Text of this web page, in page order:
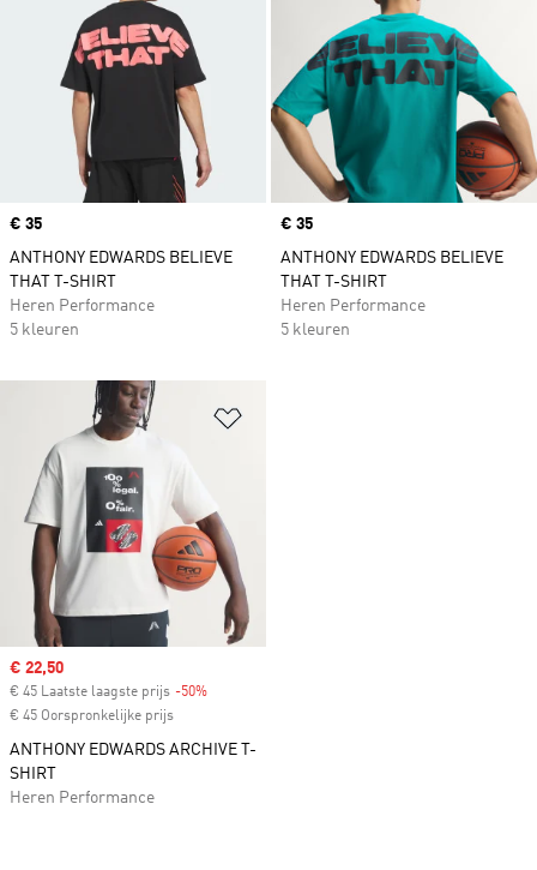
Price
€ 35
ANTHONY EDWARDS BELIEVE
THAT T-SHIRT
Heren Performance
5 kleuren
Price
€ 35
ANTHONY EDWARDS BELIEVE
THAT T-SHIRT
Heren Performance
5 kleuren
Sale price
€ 22,50
€ 45 Laatste laagste prijs -50%
€ 45 Oorspronkelijke prijs
ANTHONY EDWARDS ARCHIVE T-
SHIRT
Heren Performance